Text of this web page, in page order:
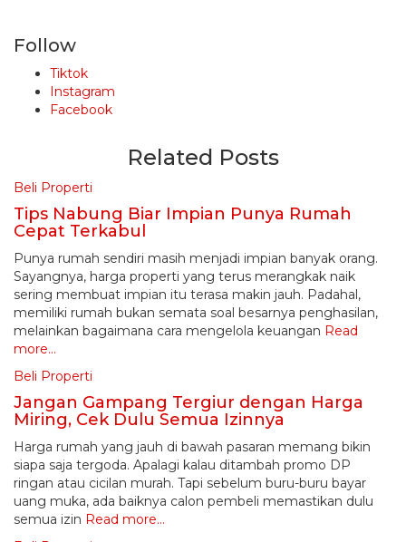
Follow
Tiktok
Instagram
Facebook
Related Posts
Beli Properti
Tips Nabung Biar Impian Punya Rumah
Cepat Terkabul
Punya rumah sendiri masih menjadi impian banyak orang.
Sayangnya, harga properti yang terus merangkak naik
sering membuat impian itu terasa makin jauh. Padahal,
memiliki rumah bukan semata soal besarnya penghasilan,
melainkan bagaimana cara mengelola keuangan Read
more…
Beli Properti
Jangan Gampang Tergiur dengan Harga
Miring, Cek Dulu Semua Izinnya
Harga rumah yang jauh di bawah pasaran memang bikin
siapa saja tergoda. Apalagi kalau ditambah promo DP
ringan atau cicilan murah. Tapi sebelum buru-buru bayar
uang muka, ada baiknya calon pembeli memastikan dulu
semua izin Read more…